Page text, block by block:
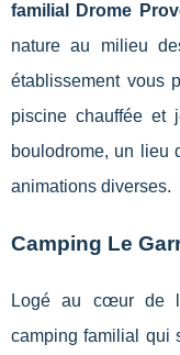
familial Drome
nature au milieu
établissement vous
piscine chauffée et
boulodrome, un lieu
animations diverses.
Camping Le
Logé au cœur de
camping familial qui